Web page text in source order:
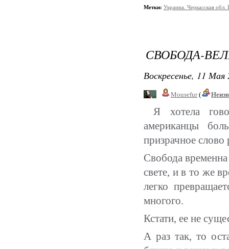
Метки: Украина. Черкасская
СВОБОДА-
Воскресенье, 11
Mousefur(
Я хотела
американцы
призрачное
Свобода
свете, и в то же
легко
многого.
Кстати, ее не
А раз так, то